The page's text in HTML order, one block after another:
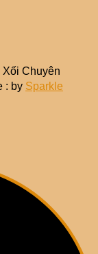
Chuyên
: by Sparkle